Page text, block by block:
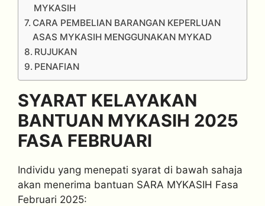
MYKASIH
CARA PEMBELIAN BARANGAN KEPERLUAN
ASAS MYKASIH MENGGUNAKAN MYKAD
RUJUKAN
PENAFIAN
SYARAT KELAYAKAN
BANTUAN MYKASIH 2025
FASA FEBRUARI
Individu yang menepati syarat di bawah sahaja
akan menerima bantuan SARA MYKASIH Fasa
Februari 2025: